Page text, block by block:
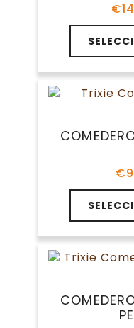
€
Este
producto
tiene
múltiples
variantes.
se
en
página
de
producto
€
Este
producto
tiene
múltiples
variantes.
se